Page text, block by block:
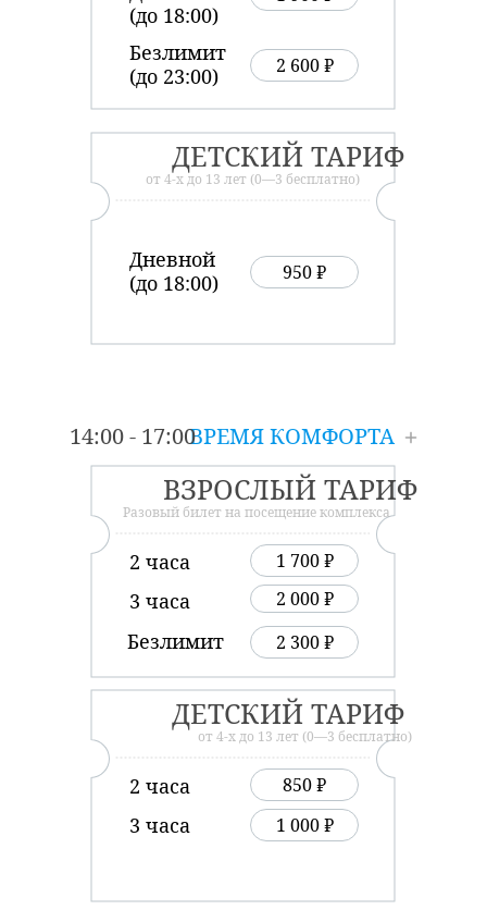
950 ₽
ДЕТСКИЙ ТАРИФ
от 4-х до 13 лет (0—3 бесплатно)
Дневной
(до 18:00)
2 600 ₽
Безлимит
(до 23:00)
(до 18:00)
ВРЕМЯ КОМФОРТА
14:00 - 17:00
1 000 ₽
850 ₽
ДЕТСКИЙ ТАРИФ
3 часа
от 4-х до 13 лет (0—3 бесплатно)
2 часа
2 300 ₽
2 000 ₽
1 700 ₽
ВЗРОСЛЫЙ ТАРИФ
Безлимит
3 часа
Разовый билет на посещение комплекса
2 часа